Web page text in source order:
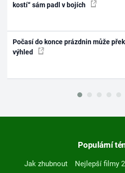
kostí“ sám padl v bojích
Počasí do konce prázdnin může
výhled
Populární
Jak zhubnout Nejlepší filmy